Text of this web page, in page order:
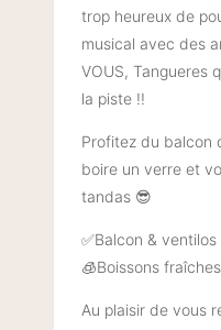
trop heureux de
musical avec des
VOUS, Tangueres
la piste !!
Profitez du balcon
boire un verre et
tandas 😎
✅Balcon & ventilos
🧊Boissons fraîches
Au plaisir de vous